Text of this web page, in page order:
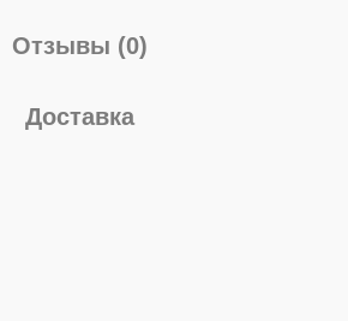
Отзывы (0)
Доставка